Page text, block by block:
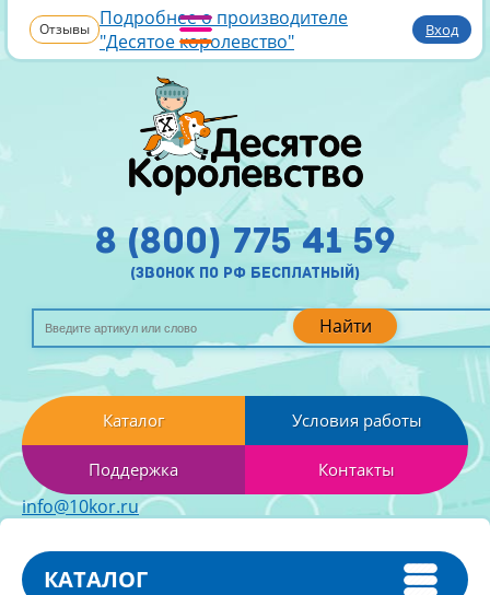
Отзывы Подробнее о производителе
"Десятое королевство"
Вход
Найти
8 (800) 775 41 59
(звонок по рф бесплатный)
Каталог Условия работы
Поддержка Контакты
info@10kor.ru
КАТАЛОГ